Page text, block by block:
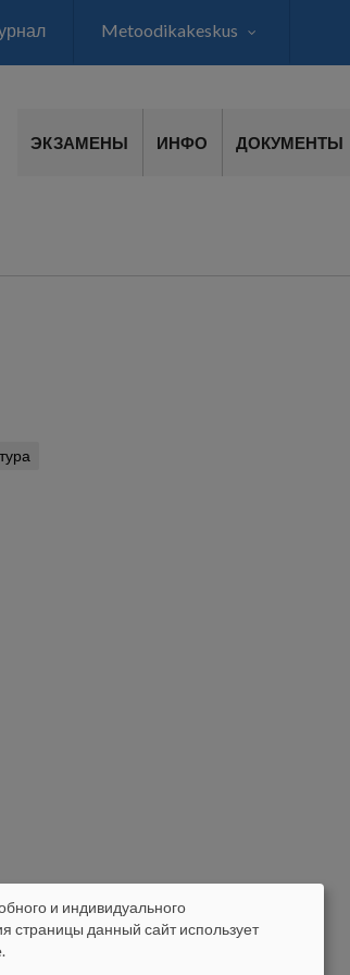
Metoodikakeskus
ЭКЗАМЕНЫ ИНФО ДОКУМЕНТЫ
и индивидуального
страницы данный сайт использует